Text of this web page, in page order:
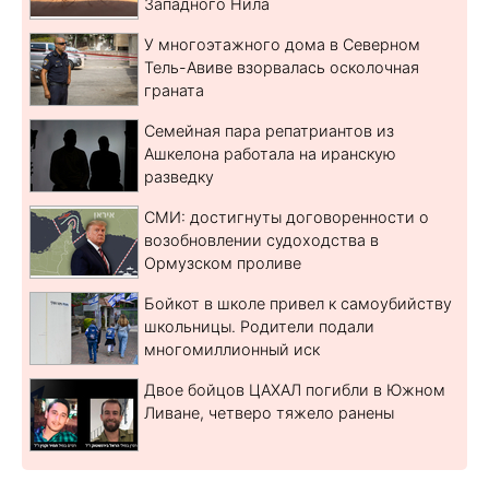
У многоэтажного дома в Северном
Тель-Авиве взорвалась осколочная
граната
Семейная пара репатриантов из
Ашкелона работала на иранскую
разведку
СМИ: достигнуты договоренности о
возобновлении судоходства в
Ормузском проливе
Бойкот в школе привел к самоубийству
школьницы. Родители подали
многомиллионный иск
Двое бойцов ЦАХАЛ погибли в Южном
Ливане, четверо тяжело ранены